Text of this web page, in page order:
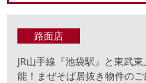
路面店
JR山手線『池袋駅』と東武
能！まぜそば居抜き物件の